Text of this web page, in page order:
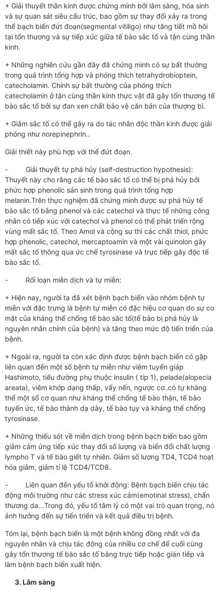
+ Giải thuyết thần kinh được chứng minh bởi lâm sàng, hóa sinh
và sự quan sát siêu cấu trúc, bao gồm sự thay đổi xảy ra trong
thể bạch biến đứt đoạn(segmental vitiligo) như tăng tiết mồ hôi
tại tổn thương và sự tiếp xúc giữa tế bào sắc tố và tận cùng thần
kinh.
+ Những nghiên cứu gần đây đã chứng minh có sự bất thường
trong quá trình tổng hợp và phóng thích tetrahydrobioptein,
catecholamin. Chính sự bất thường của phóng thích
catecholamin ở tận cùng thần kinh thực vật đã gây tổn thương tế
bào sắc tố bởi sự đan xen chất bảo vệ căn bản của thượng bì.
+ Giảm sắc tố có thể gây ra do tác nhân độc thần kinh được giải
phóng như norepinephrin..
Giải thiết này phù hợp với thể đứt đoạn.
- Giải thuyết tự phá hủy (self-destruction hypothesis):
Thuyết này cho rằng các tế bào sắc tố có thể bị phá hủy bởi
phức hợp phenolic sản sinh trong quá trình tổng hợp
melanin.Trên thực nghiệm đã chứng minh được sự phá hủy tế
bào sắc tố bắng phenol và các catechol và thực tế những công
nhân có tiếp xúc với catechol và phenol có thể phát triển rộng
vùng mất sắc tố. Theo Amol và cộng sự thì các chất thiol, phức
hợp phenolic, catechol, mercaptoamin và một vài quinolon gây
mất sắc tố thông qua ức chế tyrosinase và trực tiếp gây độc tế
bào sắc tố.
- Rối loạn miễn dịch và tự miễn:
+ Hiện nay, người ta đã xét bệnh bạch biến vào nhóm bệnh tự
miễn với đặc trưng là bệnh tự miễn có đặc hiệu cơ quan do sự co
mặt của kháng thể chống tế bào sắc tố(tế bào bị phá hủy là
nguyên nhân chính của bệnh) và tăng theo mức độ tiến triển của
bệnh.
+ Ngoài ra, người ta còn xác định được bệnh bạch biến có gặp
liên quan đến một số bệnh tự miễn như viêm tuyến giáp
Hashimoto, tiểu đường phụ thuộc insulin ( típ 1), pelade(alopecia
areata), viêm khớp dạng thấp, vẩy nến, ngược cơ..có tự khàng
thể một số cơ quan như kháng thể chống tế bào thận, tế bào
tuyến ức, tế bào thành dạ dày, tế bào tụy và kháng thể chống
tyrosinase.
+ Những thiếu sót về miễn dịch trong bệnh bạch biến bao gồm
giảm cảm ứng tiếp xúc thay đổi số lượng và biến đổi chất lượng
lympho T và tế bào giết tự nhiên. Giảm số lượng TD4, TCD4 hoạt
hóa giảm, giảm tỉ lệ TCD4/TCD8.
- Liên quan đến yếu tố khởi động: Bệnh bạch biến chịu tác
động môi trường như các stress xúc cảm(emotinal stress), chấn
thương da…Trong đó, yếu tố tâm lý có một vai trò quan trọng, nó
ảnh hưởng đến sự tiến triển và kết quả điều trị bệnh.
Tóm lại, bệnh bạch biến là một bệnh không đồng nhất với đa
nguyên nhân và chịu tác động của nhiều cơ chế để cuối cùng
gây tổn thương tế bào sắc tố bằng trực tiếp hoặc gián tiếp và
làm bệnh bạch biến xuất hiện.
3. Lâm sàng